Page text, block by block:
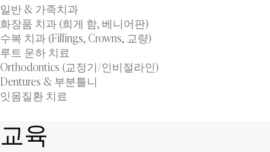
일반 & 가족치과
화장품 치과 (희게 함, 베니어판)
수복 치과 (Fillings, Crowns, 교량)
루트 운하 치료
Orthodontics (교정기/인비절라인)
Dentures & 부분틀니
잇몸질환 치료
교육